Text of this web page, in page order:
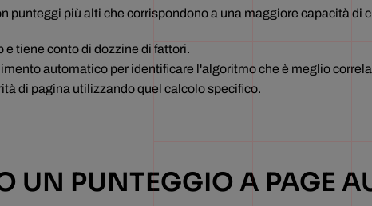
punteggi più alti che corrispondono a una maggiore capacità di
tiene conto di dozzine di fattori.
automatico per identificare l'algoritmo che è meglio
di pagina utilizzando quel calcolo specifico.
UN PUNTEGGIO A PAGE